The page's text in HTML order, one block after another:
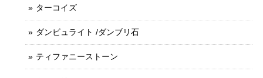
ターコイズ
ダンビュライト /ダンブリ石
ティファニーストーン